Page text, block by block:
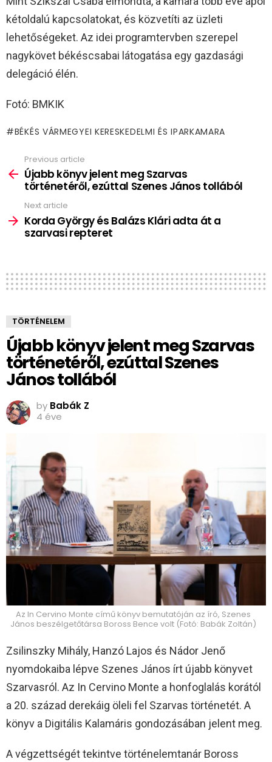
kétoldalú kapcsolatokat, és közvetíti az üzleti
lehetőségeket. Az idei programtervben szerepel
nagykövet békéscsabai látogatása egy gazdasági
delegáció élén.
Fotó: BMKIK
BÉKÉS VÁRMEGYEI KERESKEDELMI ÉS IPARKAMARA
more
Previous article
Újabb könyv jelent meg Szarvas
történetéről, ezúttal Szenes János tollából
Next article
Korda György és Balázs Klári adta át a
szarvasi repteret
TÖRTÉNELEM
Újabb könyv jelent meg Szarvas
történetéről, ezúttal Szenes
János tollából
by Babák Z
4 éve
Az In Cervino Monte című könyv bemutatóján az író, Szenes
János beszélgetőtársa Boross Bence volt (Fotó: Babák Zoltán)
Zsilinszky Mihály, Hanzó Lajos és Nádor Jenő
nyomdokaiba lépve Szenes János írt újabb könyvet
Szarvasról. Az In Cervino Monte a honfoglalás korától
a 20. század derekáig öleli fel Szarvas történetét. A
könyv a Digitális Kalamáris gondozásában jelent meg.
A végzettségét tekintve történelemtanár Boross